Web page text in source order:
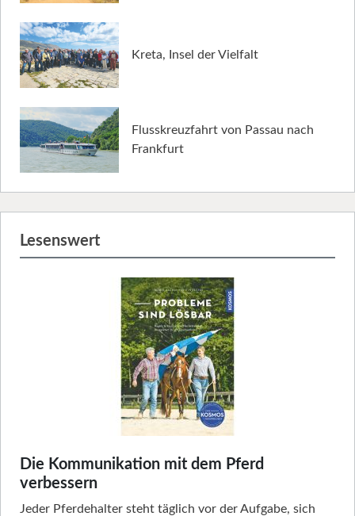
Kreta, Insel der Vielfalt
Flusskreuzfahrt von Passau nach
Frankfurt
Lesenswert
Die Kommunikation mit dem Pferd
verbessern
Jeder Pferdehalter steht täglich vor der Aufgabe, sich